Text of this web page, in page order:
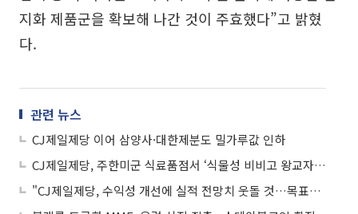
지화 제품군을 확보해 나간 것이 주효했다”고 밝혔
다.
관련 뉴스
CJ제일제당 이어 삼양사·대한제분도 밀가루값 인하
CJ제일제당, 주한미군 식료품점서 ‘식물성 비비고 왕교자’ 알린다
"CJ제일제당, 수익성 개선에 실적 전망치 웃돌 것…목표주가↑"